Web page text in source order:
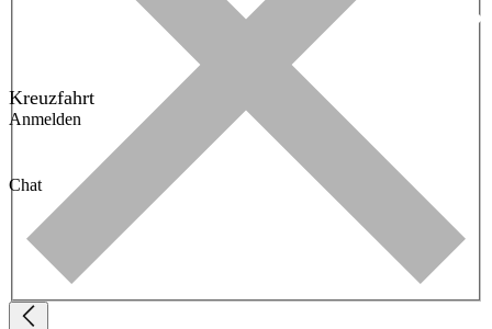
Kreuzfahrt
Anmelden
Chat